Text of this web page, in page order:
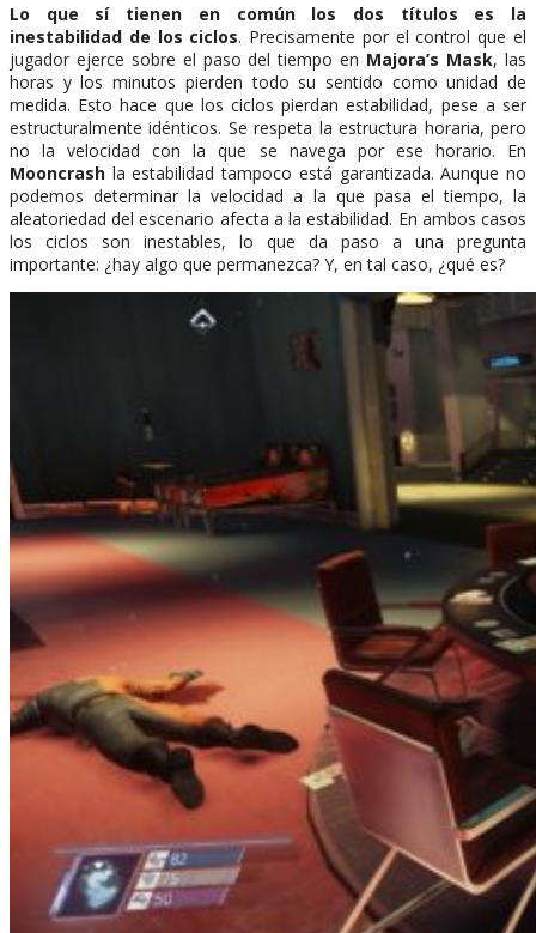
Lo que sí tienen en común los dos títulos es la
inestabilidad de los ciclos. Precisamente por el control que el
jugador ejerce sobre el paso del tiempo en Majora’s Mask, las
horas y los minutos pierden todo su sentido como unidad de
medida. Esto hace que los ciclos pierdan estabilidad, pese a ser
estructuralmente idénticos. Se respeta la estructura horaria, pero
no la velocidad con la que se navega por ese horario. En
Mooncrash la estabilidad tampoco está garantizada. Aunque no
podemos determinar la velocidad a la que pasa el tiempo, la
aleatoriedad del escenario afecta a la estabilidad. En ambos casos
los ciclos son inestables, lo que da paso a una pregunta
importante: ¿hay algo que permanezca? Y, en tal caso, ¿qué es?